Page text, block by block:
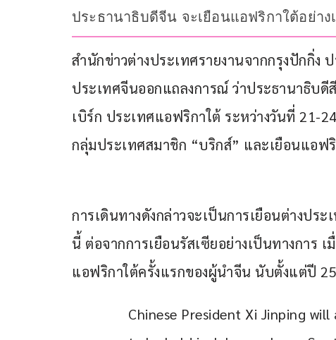
ประธานาธิบดีจีน จะเยือนแอฟริกาใต้อย่า
สำนักข่าวต่างประเทศรายงานจากกรุงปักกิ่ง
ประเทศจีนออกแถลงการณ์ ว่าประธานาธิบดี
เบิร์ก ประเทศแอฟริกาใต้ ระหว่างวันที่ 21-
กลุ่มประเทศสมาชิก “บริกส์” และเยือนแอฟริ
การเดินทางดังกล่าวจะเป็นการเยือนต่างปร
นี้ ต่อจากการเยือนรัสเซียอย่างเป็นทางการ
แอฟริกาใต้ครั้งแรกของผู้นำจีน นับตั้งแต่ปี
Chinese President Xi Jinping